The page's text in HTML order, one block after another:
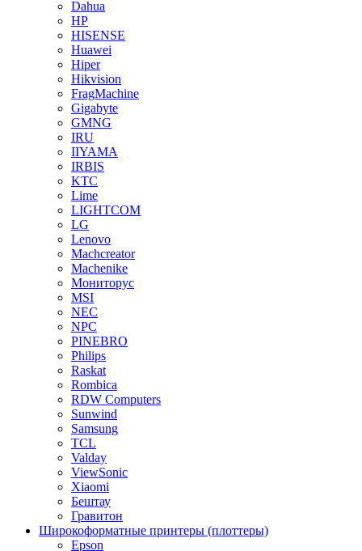
Dahua
HP
HISENSE
Huawei
Hiper
Hikvision
FragMachine
Gigabyte
GMNG
IRU
IIYAMA
IRBIS
KTC
Lime
LIGHTCOM
LG
Lenovo
Machcreator
Machenike
Мониторус
MSI
NEC
NPC
PINEBRO
Philips
Raskat
Rombica
RDW Computers
Sunwind
Samsung
TCL
Valday
ViewSonic
Xiaomi
Бештау
Гравитон
Широкоформатные принтеры (плоттеры)
Epson